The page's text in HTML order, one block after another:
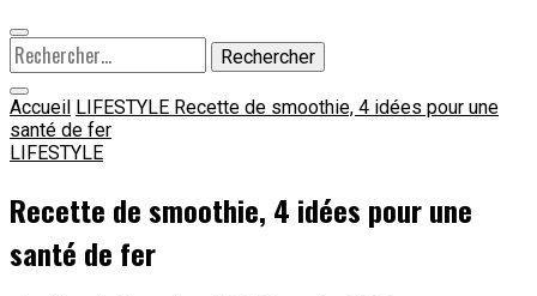
Rechercher :
Accueil LIFESTYLE Recette de smoothie, 4 idées pour une
santé de fer
LIFESTYLE
Recette de smoothie, 4 idées pour une
santé de fer